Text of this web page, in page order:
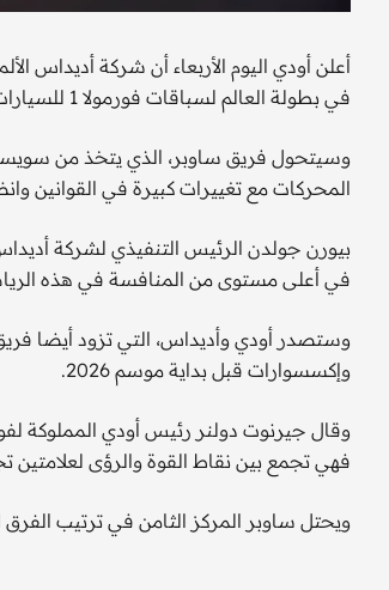
أعلن أودي اليوم الأربعاء أن شركة أديداس
في بطولة العالم لسباقات فورمولا 1 للسيارات في شراكة تمتد لعدة أعوام.
المحركات مع تغييرات كبيرة في القوانين وانضمام الفريق
في أعلى مستوى من المنافسة في هذه
وستصدر أودي وأديداس، التي تزود أيضا
وإكسسوارات قبل بداية موسم 2026.
فهي تجمع بين نقاط القوة والرؤى لعلامتين
ويحتل ساوبر المركز الثامن في ترتيب الفرق